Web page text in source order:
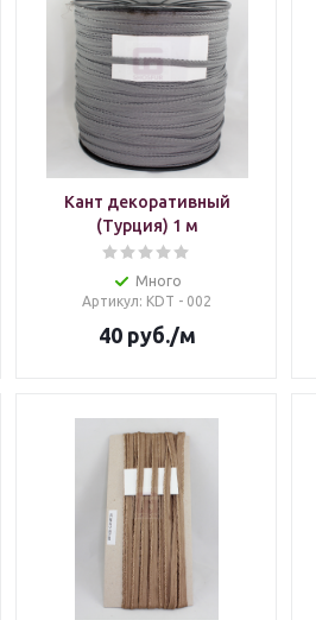
Кант декоративный
(Турция) 1 м
Много
Артикул: KDT - 002
40руб./м